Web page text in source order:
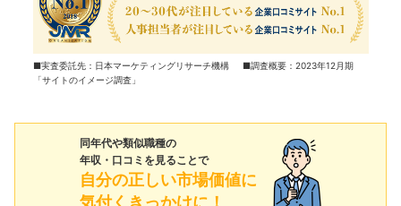
■実査委託先：日本マーケティングリサーチ機構 ■調査概要：2023年12月期
「サイトのイメージ調査」
同年代や類似職種の
年収・口コミを見ることで
自分の正しい市場価値に
気付くきっかけに！